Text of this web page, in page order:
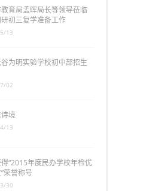
育局孟晖局长等领导莅临
初三复学准备工作
13
为明实验学校初中部招生
02
境
13
“2015年度民办学校年检优
荣誉称号
30